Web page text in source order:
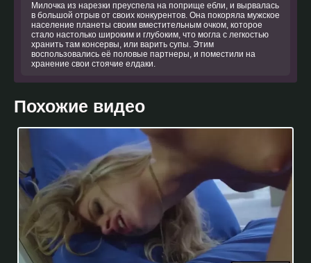
Милочка из нарезки преуспела на поприще ебли, и вырвалась
в большой отрыв от своих конкурентов. Она покоряла мужское
население планеты своим вместительным очком, которое
стало настолько широким и глубоким, что могла с легкостью
хранить там консервы, или варить супы. Этим
воспользовались её половые партнеры, и поместили на
хранение свои стоячие елдаки.
Похожие видео